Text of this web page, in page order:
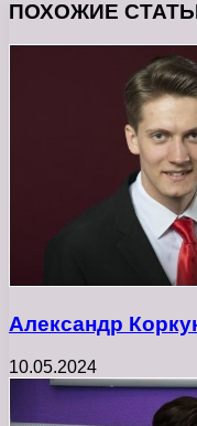
ПОХОЖИЕ
Александр
10.05.2024